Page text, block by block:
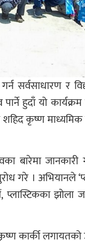
सर्वसाधारण र
हुदाँ यो
कृष्ण माध्यमिक
बारेमा
गरे । अभियानले
झोला
कार्की लगायतको